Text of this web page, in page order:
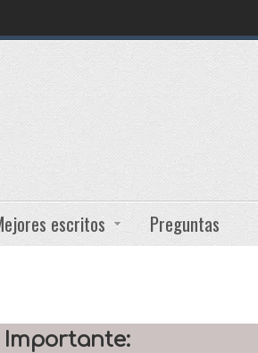
escritos Preguntas
Importante: